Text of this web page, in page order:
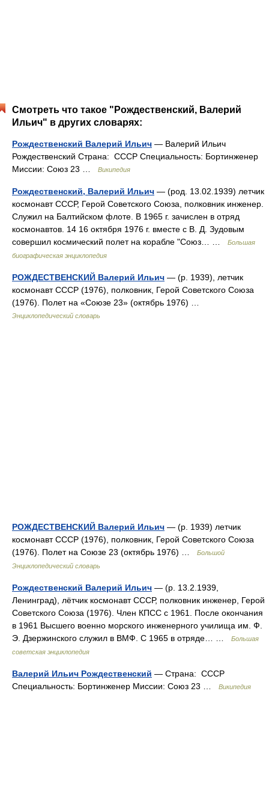
Смотреть что такое "Рождественский, Валерий
Ильич" в других словарях:
Рождественский Валерий Ильич — Валерий Ильич
Рождественский Страна: СССР Специальность: Бортинженер
Миссии: Союз 23 …
Википедия
Рождественский, Валерий Ильич — (род. 13.02.1939) летчик
космонавт СССР, Герой Советского Союза, полковник инженер.
Служил на Балтийском флоте. В 1965 г. зачислен в отряд
космонавтов. 14 16 октября 1976 г. вместе с В. Д. Зудовым
совершил космический полет на корабле "Союз… …
Большая
биографическая энциклопедия
РОЖДЕСТВЕНСКИЙ Валерий Ильич — (р. 1939), летчик
космонавт СССР (1976), полковник, Герой Советского Союза
(1976). Полет на «Союзе 23» (октябрь 1976) …
Энциклопедический словарь
РОЖДЕСТВЕНСКИЙ Валерий Ильич — (р. 1939) летчик
космонавт СССР (1976), полковник, Герой Советского Союза
(1976). Полет на Союзе 23 (октябрь 1976) …
Большой
Энциклопедический словарь
Рождественский Валерий Ильич — (р. 13.2.1939,
Ленинград), лётчик космонавт СССР, полковник инженер, Герой
Советского Союза (1976). Член КПСС с 1961. После окончания
в 1961 Высшего военно морского инженерного училища им. Ф.
Э. Дзержинского служил в ВМФ. С 1965 в отряде… …
Большая
советская энциклопедия
Валерий Ильич Рождественский — Страна: СССР
Специальность: Бортинженер Миссии: Союз 23 …
Википедия